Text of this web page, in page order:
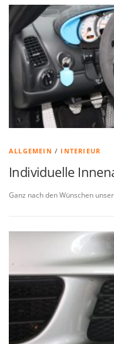
ALLGEMEIN / INTERIEUR
Individuelle
Ganz nach den Wünschen